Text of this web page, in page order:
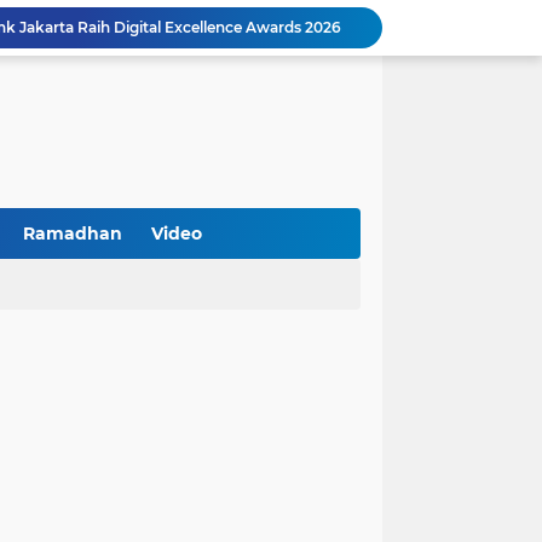
Jakarta Raih Digital Excellence Awards 2026
Peringatan HAN 2026, Pemerintah Pusat Apresiasi Komitmen Surabaya Penuhi Hak dan Lindungi Anak
Kikin Siapkan Program untuk Memajukan NU
Ramadhan Video